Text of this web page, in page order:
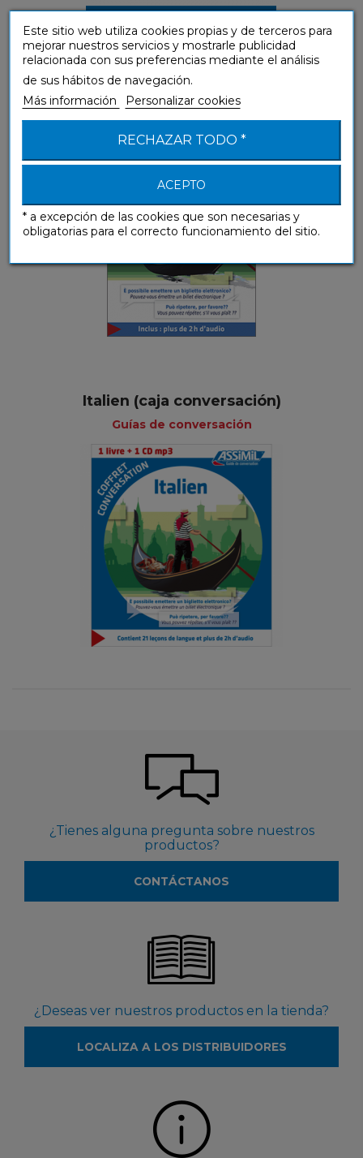
Italien (libro digital enriquecido)
Italien (caja conversación)
Guías de conversación
¿Tienes alguna pregunta sobre nuestros
productos?
CONTÁCTANOS
¿Deseas ver nuestros productos en la tienda?
LOCALIZA A LOS DISTRIBUIDORES
Este sitio web utiliza cookies propias y de terceros para
mejorar nuestros servicios y mostrarle publicidad
relacionada con sus preferencias mediante el análisis
de sus hábitos de navegación.
Más información
Personalizar cookies
RECHAZAR TODO *
ACEPTO
* a excepción de las cookies que son necesarias y
obligatorias para el correcto funcionamiento del sitio.